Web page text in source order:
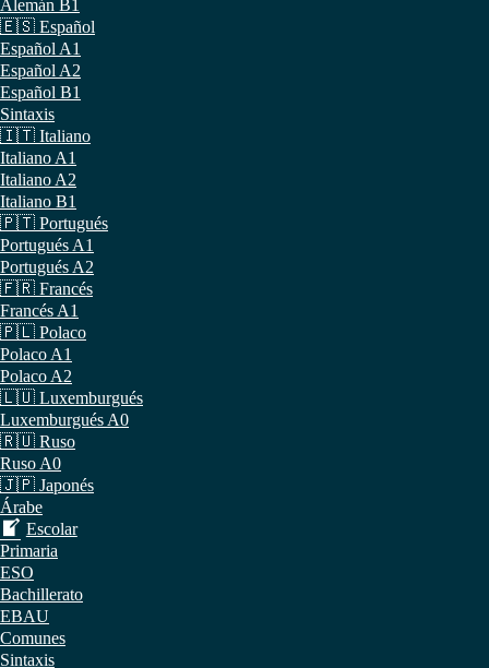
Alemán B1
🇪🇸 Español
Español A1
Español A2
Español B1
Sintaxis
🇮🇹 Italiano
Italiano A1
Italiano A2
Italiano B1
🇵🇹 Portugués
Portugués A1
Portugués A2
🇫🇷 Francés
Francés A1
🇵🇱 Polaco
Polaco A1
Polaco A2
🇱🇺 Luxemburgués
Luxemburgués A0
🇷🇺 Ruso
Ruso A0
🇯🇵 Japonés
Árabe
Escolar
Primaria
ESO
Bachillerato
EBAU
Comunes
Sintaxis